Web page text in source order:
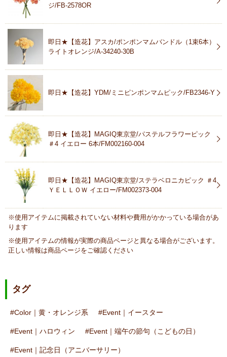
ジ/FB-2578OR
即日★【造花】アスカ/ポンポンマムバンドル（1束6本）
ライトオレンジ/A-34240-30B
即日★【造花】YDM/ミニピンポンマムピック/FB2346-Y
即日★【造花】MAGIQ東京堂/パステルフラワーピック
＃4 イエロー 6本/FM002160-004
即日★【造花】MAGIQ東京堂/ステラベロニカピック ＃4
ＹＥＬＬＯＷ イエロー/FM002373-004
※使用アイテムに掲載されていない材料や費用がかかっている場合があ
ります
※使用アイテムの情報が実際の商品ページと異なる場合がございます。
正しい情報は商品ページをご確認ください
タグ
Color｜黄・オレンジ系 Event｜イースター
Event｜ハロウィン Event｜端午の節句（こどもの日）
Event｜記念日（アニバーサリー）